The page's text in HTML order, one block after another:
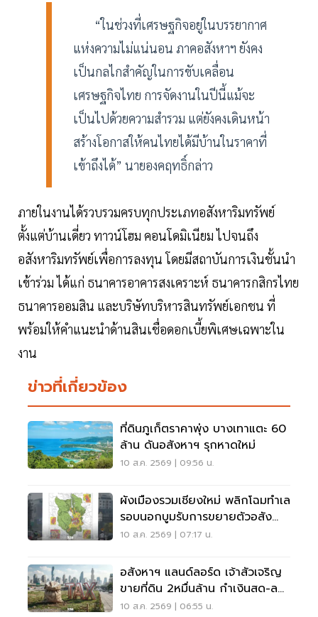
“ในช่วงที่เศรษฐกิจอยู่ในบรรยากาศ
แห่งความไม่แน่นอน ภาคอสังหาฯ ยังคง
เป็นกลไกสำคัญในการขับเคลื่อน
เศรษฐกิจไทย การจัดงานในปีนี้แม้จะ
เป็นไปด้วยความสำรวม แต่ยังคงเดินหน้า
สร้างโอกาสให้คนไทยได้มีบ้านในราคาที่
เข้าถึงได้” นายองคฤทธิ์กล่าว
ภายในงานได้รวบรวมครบทุกประเภทอสังหาริมทรัพย์
ตั้งแต่บ้านเดี่ยว ทาวน์โฮม คอนโดมิเนียม ไปจนถึง
อสังหาริมทรัพย์เพื่อการลงทุน โดยมีสถาบันการเงินชั้นนำ
เข้าร่วม ได้แก่ ธนาคารอาคารสงเคราะห์ ธนาคารกสิกรไทย
ธนาคารออมสิน และบริษัทบริหารสินทรัพย์เอกชน ที่
พร้อมให้คำแนะนำด้านสินเชื่อดอกเบี้ยพิเศษเฉพาะใน
งาน
ข่าวที่เกี่ยวข้อง
ที่ดินภูเก็ตราคาพุ่ง บางเทาแตะ 60
ล้าน ดันอสังหาฯ รุกหาดใหม่
10 ส.ค. 2569 | 09:56 น.
ผังเมืองรวมเชียงใหม่ พลิกโฉมทำเล
รอบนอกบูมรับการขยายตัวอสัง
หาฯ-มิกซ์ยูส
10 ส.ค. 2569 | 07:17 น.
อสังหาฯ แลนด์ลอร์ด เจ้าสัวเจริญ
ขายที่ดิน 2หมื่นล้าน กำเงินสด-ลด
ภาระภาษีที่ดิน
10 ส.ค. 2569 | 06:55 น.